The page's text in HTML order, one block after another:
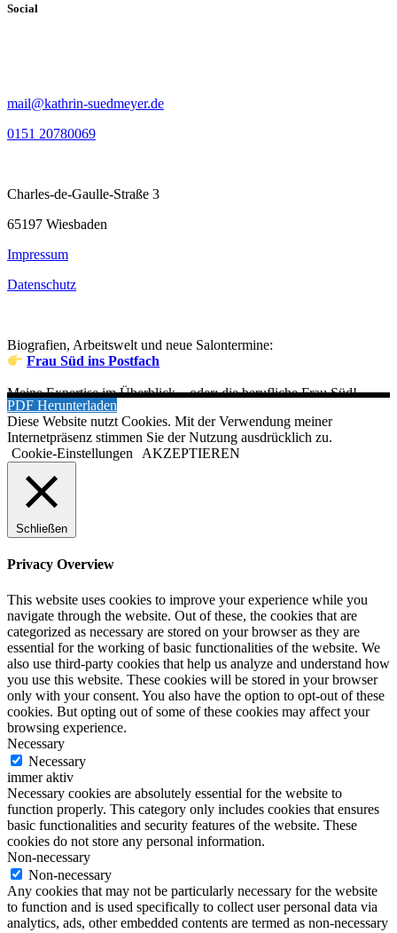
Social
mail@kathrin-suedmeyer.de
0151 20780069
Charles-de-Gaulle-Straße 3
65197 Wiesbaden
Impressum
Datenschutz
Biografien, Arbeitswelt und neue Salontermine:
Frau Süd ins Postfach
Meine Expertise im Überblick – oder: die berufliche Frau Süd!
PDF Herunterladen
Diese Website nutzt Cookies. Mit der Verwendung meiner
Internetpräsenz stimmen Sie der Nutzung ausdrücklich zu.
Cookie-Einstellungen
AKZEPTIEREN
Schließen
Privacy Overview
This website uses cookies to improve your experience while you
navigate through the website. Out of these, the cookies that are
categorized as necessary are stored on your browser as they are
essential for the working of basic functionalities of the website. We
also use third-party cookies that help us analyze and understand how
you use this website. These cookies will be stored in your browser
only with your consent. You also have the option to opt-out of these
cookies. But opting out of some of these cookies may affect your
browsing experience.
Necessary
Necessary
immer aktiv
Necessary cookies are absolutely essential for the website to
function properly. This category only includes cookies that ensures
basic functionalities and security features of the website. These
cookies do not store any personal information.
Non-necessary
Non-necessary
Any cookies that may not be particularly necessary for the website
to function and is used specifically to collect user personal data via
analytics, ads, other embedded contents are termed as non-necessary